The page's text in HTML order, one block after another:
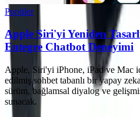
Popüler
Apple Siri'yi Yeniden
Entegre Chatbot Deneyimi
Apple, Siri'yi iPhone, iPad ve Mac
edilmiş sohbet tabanlı bir yapay
sürüm, bağlamsal diyalog ve
sunacak.